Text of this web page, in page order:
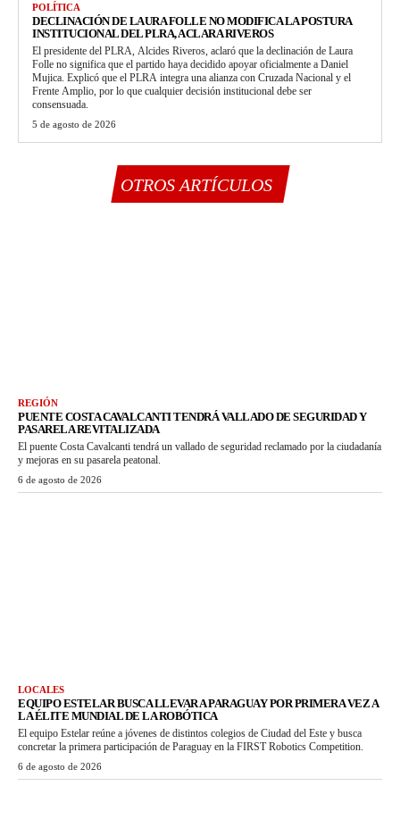
POLÍTICA
DECLINACIÓN DE LAURA FOLLE NO MODIFICA LA POSTURA
INSTITUCIONAL DEL PLRA, ACLARA RIVEROS
El presidente del PLRA, Alcides Riveros, aclaró que la declinación de Laura
Folle no significa que el partido haya decidido apoyar oficialmente a Daniel
Mujica. Explicó que el PLRA integra una alianza con Cruzada Nacional y el
Frente Amplio, por lo que cualquier decisión institucional debe ser
consensuada.
5 de agosto de 2026
OTROS ARTÍCULOS
REGIÓN
PUENTE COSTA CAVALCANTI TENDRÁ VALLADO DE SEGURIDAD Y
PASARELA REVITALIZADA
El puente Costa Cavalcanti tendrá un vallado de seguridad reclamado por la ciudadanía
y mejoras en su pasarela peatonal.
6 de agosto de 2026
LOCALES
EQUIPO ESTELAR BUSCA LLEVAR A PARAGUAY POR PRIMERA VEZ A
LA ÉLITE MUNDIAL DE LA ROBÓTICA
El equipo Estelar reúne a jóvenes de distintos colegios de Ciudad del Este y busca
concretar la primera participación de Paraguay en la FIRST Robotics Competition.
6 de agosto de 2026